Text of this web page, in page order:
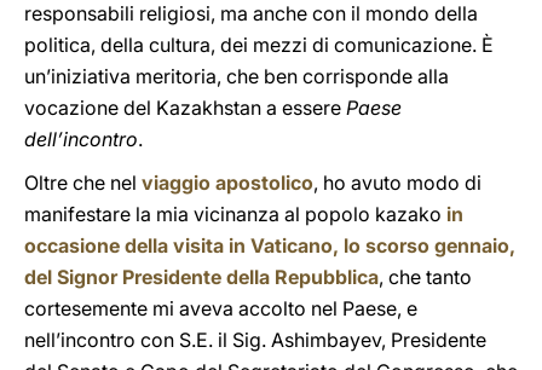
responsabili religiosi, ma anche con il mondo della
politica, della cultura, dei mezzi di comunicazione. È
un’iniziativa meritoria, che ben corrisponde alla
vocazione del Kazakhstan a essere Paese
dell’incontro.
Oltre che nel viaggio apostolico, ho avuto modo di
manifestare la mia vicinanza al popolo kazako in
occasione della visita in Vaticano, lo scorso gennaio,
del Signor Presidente della Repubblica, che tanto
cortesemente mi aveva accolto nel Paese, e
nell’incontro con S.E. il Sig. Ashimbayev, Presidente